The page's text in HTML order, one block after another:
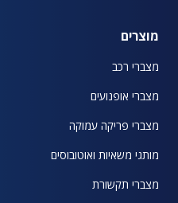
מוצרים
מצברי רכב
מצברי אופנועים
מצברי פריקה עמוקה
מותגי משאיות ואוטובוסים
מצברי תקשורת